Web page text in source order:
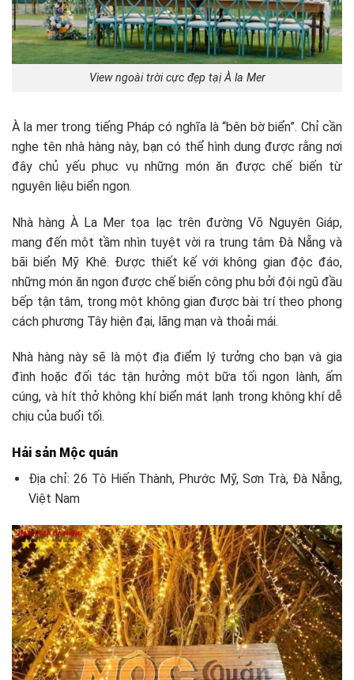
View ngoài trời cực đẹp tạị À la Mer
À la mer trong tiếng Pháp có nghĩa là “bên bờ biển”. Chỉ cần
nghe tên nhà hàng này, bạn có thể hình dung được rằng nơi
đây chủ yếu phục vụ những món ăn được chế biến từ
nguyên liệu biển ngon.
Nhà hàng À La Mer tọa lạc trên đường Võ Nguyên Giáp,
mang đến một tầm nhìn tuyệt vời ra trung tâm Đà Nẵng và
bãi biển Mỹ Khê. Được thiết kế với không gian độc đáo,
những món ăn ngon được chế biến công phu bởi đội ngũ đầu
bếp tận tâm, trong một không gian được bài trí theo phong
cách phương Tây hiện đại, lãng mạn và thoải mái.
Nhà hàng này sẽ là một địa điểm lý tưởng cho bạn và gia
đình hoặc đối tác tận hưởng một bữa tối ngon lành, ấm
cúng, và hít thở không khí biển mát lạnh trong không khí dễ
chịu của buổi tối.
Hải sản Mộc quán
Địa chỉ: 26 Tô Hiến Thành, Phước Mỹ, Sơn Trà, Đà Nẵng,
Việt Nam